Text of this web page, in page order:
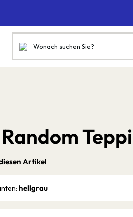
Artikel
hellgrau